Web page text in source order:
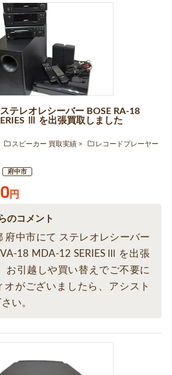
テレオレシーバー BOSE RA-18
Ⅲ を出張買取しました
スピーカー 買取実績
レコードプレーヤー
府中市
円
のコメント
府中市にて ステレオレシーバー
18 MDA-12 SERIES Ⅲ を出張
お引越しや買い替えでご不要に
オがございましたら、アシスト
い。